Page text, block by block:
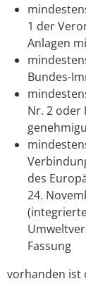
1 der
Anlagen
Bundes-
Nr. 2 oder
des
24.
Fassung
vorhanden ist